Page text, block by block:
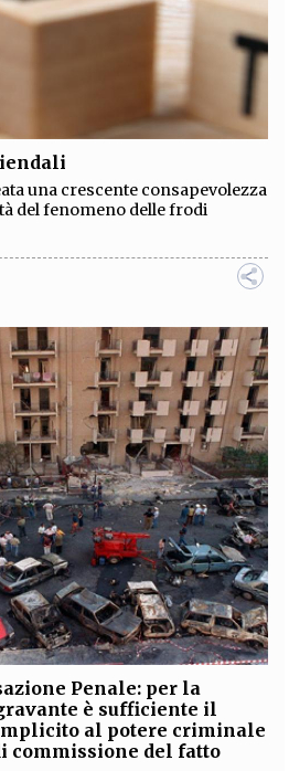
una crescente consapevolezza
del fenomeno delle frodi
Penale: per la
è sufficiente il
al potere criminale
commissione del fatto